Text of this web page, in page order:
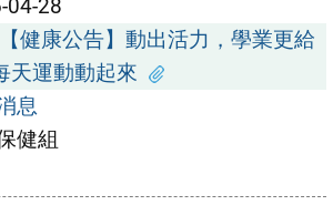
04-28
【健康公告】動出活力，學業更給
天運動動起來
息
健組